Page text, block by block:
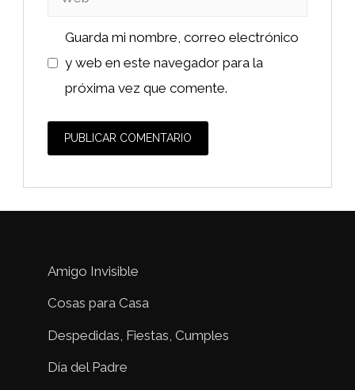
Guarda mi nombre, correo electrónico
y web en este navegador para la
próxima vez que comente.
Amigo Invisible
Cosas para Casa
Despedidas, Fiestas, Cumples
Día del Padre